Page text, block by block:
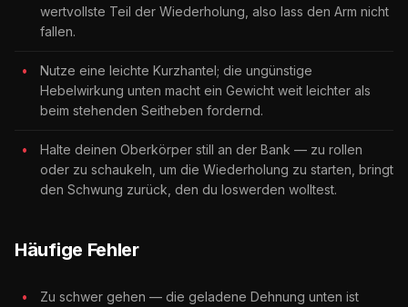
wertvollste Teil der Wiederholung, also lass den Arm nicht
fallen.
Nutze eine leichte Kurzhantel; die ungünstige
Hebelwirkung unten macht ein Gewicht weit leichter als
beim stehenden Seitheben fordernd.
Halte deinen Oberkörper still an der Bank — zu rollen
oder zu schaukeln, um die Wiederholung zu starten, bringt
den Schwung zurück, den du loswerden wolltest.
Häufige Fehler
Zu schwer gehen — die geladene Dehnung unten ist